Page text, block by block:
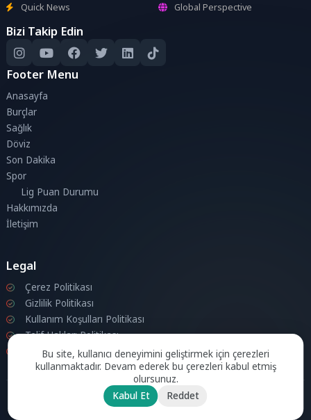
Quick News
Global Perspective
Bizi Takip Edin
Footer Menu
Anasayfa
Burçlar
Sağlık
Döviz
Son Dakika
Spor
Lig Puan Durumu
Hakkımızda
İletişim
Legal
Çerez Politikası
Gizlilik Politikası
Kullanım Koşulları Politikası
Telif Hakları Politikası
İletişim
Bu site, kullanıcı deneyimini geliştirmek için çerezleri
kullanmaktadır. Devam ederek bu çerezleri kabul etmiş
olursunuz.
Kabul Et
Reddet